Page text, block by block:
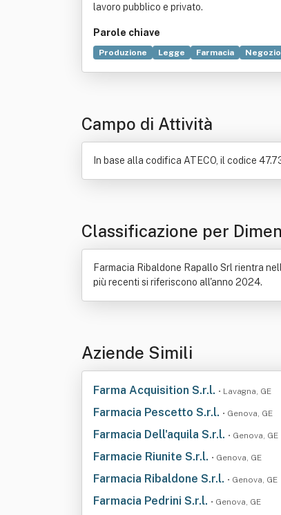
lavoro pubblico e privato.
Parole chiave
Produzione Legge Farmacia Negozio
Campo di Attività
In base alla codifica ATECO, il codice
Classificazione per
Farmacia Ribaldone Rapallo Srl rientra
più recenti si riferiscono all'anno 2024.
Aziende Simili
Farma Acquisition S.r.l. • Lavagna, GE
Farmacia Pescetto S.r.l. • Genova, GE
Farmacia Dell'aquila S.r.l. • Genova, GE
Farmacie Riunite S.r.l. • Genova, GE
Farmacia Ribaldone S.r.l. • Genova, GE
Farmacia Pedrini S.r.l. • Genova, GE